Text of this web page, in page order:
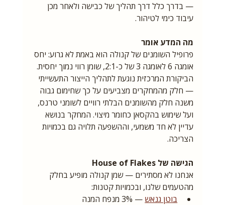
— בדרך כלל דרך תהליך של כבישה ולאחר מכן
עיבוד כימי לטיהור.
מה המדע אומר
פרופיל השומנים של קנולה הוא באמת לא גרוע: יחס
אומגה 6 לאומגה 3 של כ-2:1, שומן רווי נמוך יחסית.
הביקורת המרכזית נוגעת לתהליך הייצור התעשייתי
— חלק מהמחקרים מצביעים על כך שחימום גבוה
משנה חלק מהשומנים הבלתי רוויים לשומני טרנס,
ועל שימוש בהקסאן כחומר מיצוי. המחקר בנושא
עדיין לא חד משמעי, וההשפעה תלויה גם בכמויות
הצריכה.
הגישה של House of Flakes
אנחנו לא מסתירים — שמן קנולה מופיע בחלק
מהטעמים שלנו, ובכמויות קטנות:
בוטן גנאש — 3% מנפח המנה